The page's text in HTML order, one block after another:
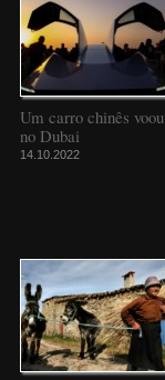
Um carro chinês voou
no Dubai
14.10.2022